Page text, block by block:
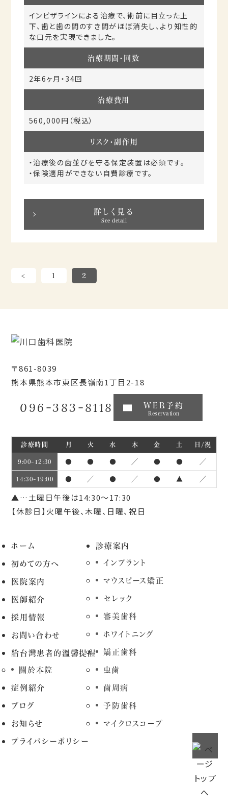
インビザラインによる治療で、術前に目立った上
下、歯と歯の間のすき間がほぼ消失し、より知性的
な口元を実現できました。
治療期間・回数
2年6ヶ月・34回
治療費用
560,000円（税込）
リスク・副作用
・治療後の歯並びを守る保定装置は必須です。
・保険適用ができない自費診療です。
詳しく見る
See detail
< 1 2
〒861-8039
熊本県熊本市東区長嶺南1丁目2-18
096-383-8118 WEB予約
Reservation
診療時間 月 火 水 木 金 土 日/祝
9:00~12:30 ● ● ● ／ ● ● ／
14:30~19:00 ● ／ ● ／ ● ▲ ／
▲…土曜日午後は14:30～17:30
【休診日】火曜午後、木曜、日曜、祝日
ホーム
初めての方へ
医院案内
医師紹介
採用情報
お問い合わせ
給台灣患者的溫馨提醒
關於本院
症例紹介
ブログ
お知らせ
プライバシーポリシー
診療案内
インプラント
マウスピース矯正
セレック
審美歯科
ホワイトニング
矯正歯科
虫歯
歯周病
予防歯科
マイクロスコープ